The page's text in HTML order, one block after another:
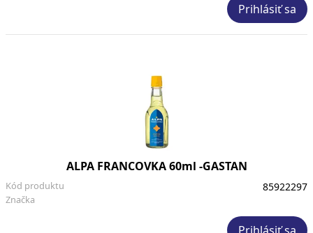
Prihlásiť sa
ALPA FRANCOVKA 60ml -GASTAN
Značka
Kód produktu 85922297
Prihlásiť sa